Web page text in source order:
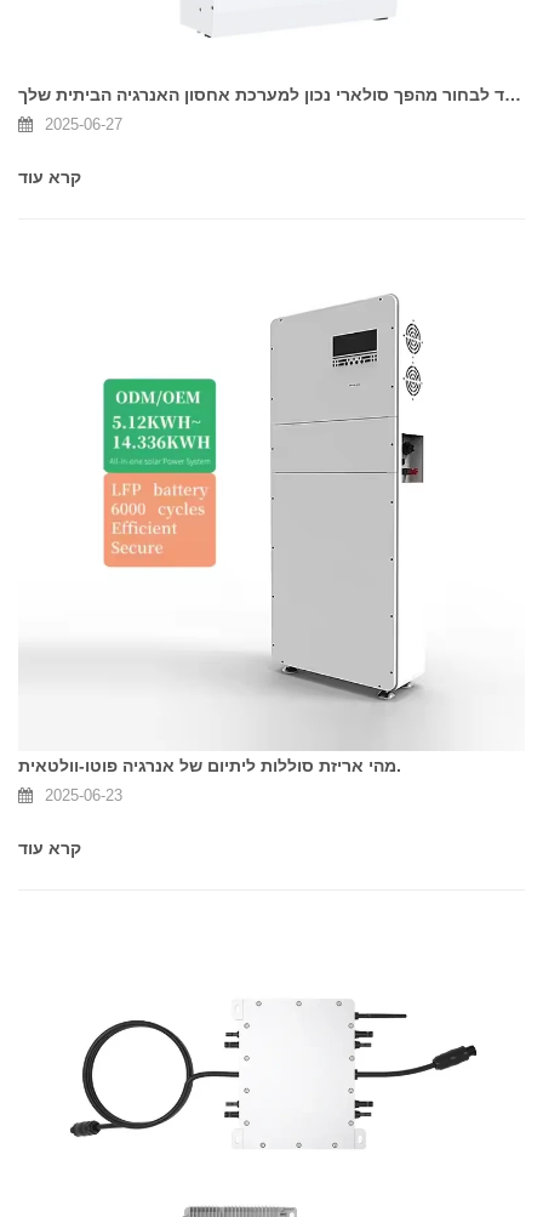
כיצד לבחור מהפך סולארי נכון למערכת אחסון האנרגיה הביתית שלך
2025-06-27
קרא עוד
מהי אריזת סוללות ליתיום של אנרגיה פוטו-וולטאית.
2025-06-23
קרא עוד